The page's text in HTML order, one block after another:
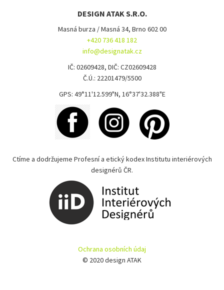
DESIGN ATAK S.R.O.
Masná burza / Masná 34, Brno 602 00
+420 736 418 182
info@designatak.cz
IČ: 02609428, DIČ: CZ02609428
Č.Ú.: 22201479/5500
GPS: 49°11'12.599"N, 16°37'32.388"E
Ctíme a dodržujeme Profesní a etický kodex Institutu interiérových
designérů ČR.
Ochrana osobních údaj
© 2020 design ATAK